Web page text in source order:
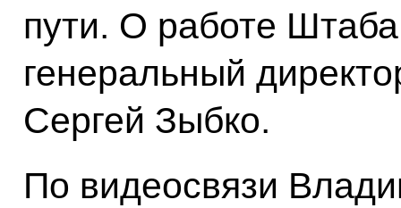
пути. О работе
генеральный
Сергей Зыбко.
По видеосвязи